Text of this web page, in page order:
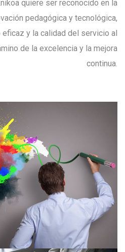
quiere ser reconocido en la
pedagógica y tecnológica,
y la calidad del servicio al
de la excelencia y la mejora
continua.